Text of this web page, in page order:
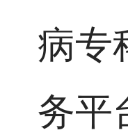
病专
务平